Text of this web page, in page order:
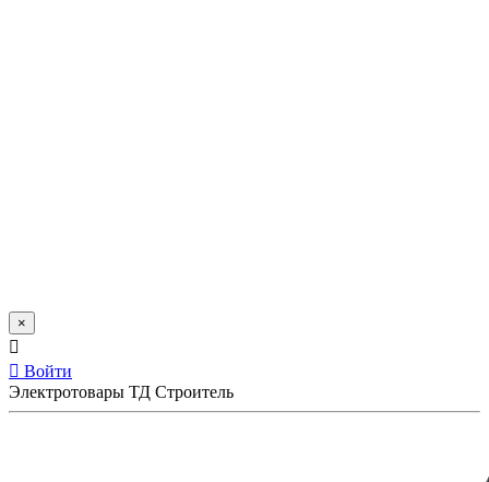
×
Войти
Электротовары ТД Строитель